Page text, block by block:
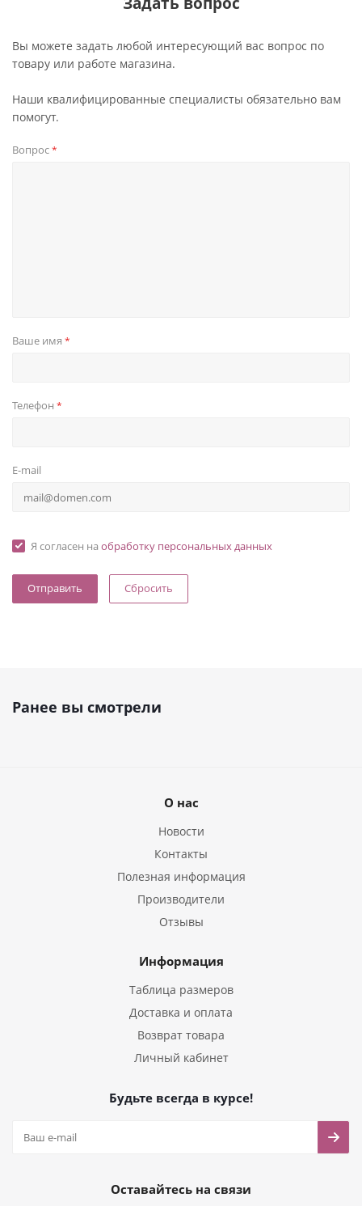
Вы можете задать любой интересующий вас вопрос по
товару или работе магазина.
Наши квалифицированные специалисты обязательно вам
помогут.
Вопрос*
Ваше имя *
Телефон *
E-mail
Я согласен на обработку персональных данных
Сбросить
Ранее вы смотрели
О нас
Новости
Контакты
Полезная информация
Производители
Отзывы
Информация
Таблица размеров
Доставка и оплата
Возврат товара
Личный кабинет
Будьте всегда в курсе!
Оставайтесь на связи